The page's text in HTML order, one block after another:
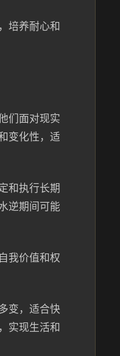
培养耐心和
们面对现实
变化性，适
和执行长期
逆期间可能
我价值和权
变，适合快
实现生活和